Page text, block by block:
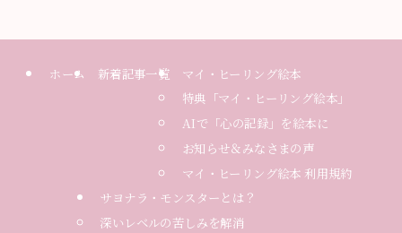
ホーム 新着記事一覧
マイ・ヒーリング絵本
特典「マイ・ヒーリング絵本」
AIで「心の記録」を絵本に
お知らせ＆みなさまの声
マイ・ヒーリング絵本 利用規約
サヨナラ・モンスターとは？
深いレベルの苦しみを解消